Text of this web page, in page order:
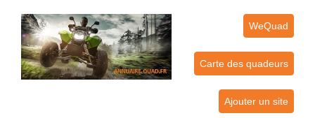
WeQuad
Carte des quadeurs
Ajouter un site